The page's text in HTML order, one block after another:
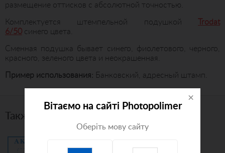
Вітаємо на сайті Photopolimer
Оберіть мову сайту
×
размещение оттисков с абсолютной точностью.
Комплектуется штемпельной подушкой
Trodat
6/50 синего цвета.
Сменная подушка бывает синего, фиолетового, черного,
красного, зеленого цвета и неокрашенная.
Пример использования: Банковский, адресный штамп.
Также рекомендуем посмотреть
текст и логотип